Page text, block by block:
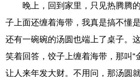
晚上，回到家里，只见热腾腾
子上面还缠着海带，我真是搞不懂
还有一碗碗的汤圆也端上了桌子。
笑着回答，饺子上缠着海带，那叫“
让人来年发大财。不用问，那汤圆